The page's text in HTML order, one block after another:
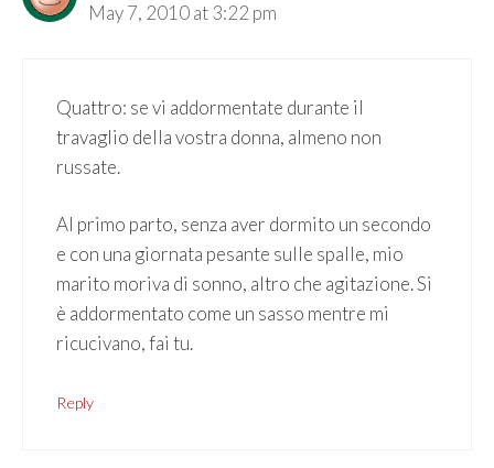
May 7, 2010 at 3:22 pm
Quattro: se vi addormentate durante il
travaglio della vostra donna, almeno non
russate.
Al primo parto, senza aver dormito un secondo
e con una giornata pesante sulle spalle, mio
marito moriva di sonno, altro che agitazione. Si
è addormentato come un sasso mentre mi
ricucivano, fai tu.
Reply